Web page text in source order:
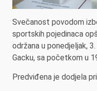
Svečanost povodom
sportskih pojedinaca
održana u ponedjeljak,
Gacku, sa početkom u
Predviđena je dodjela